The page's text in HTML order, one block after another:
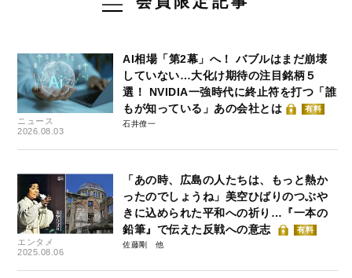
ニュース
2026.08.03
AI相場「第2幕」へ！ バブルはまだ崩壊
していない…大化け期待の注目銘柄５
選！ NVIDIA一強時代に終止符を打つ「誰
もが知っている」あの会社とは
有料
石井僚一
エンタメ
2025.08.06
「あの時、広島の人たちは、もっと熱か
ったのでしょうね」美空ひばりのつぶや
きに込められた平和への祈り…『一本の
鉛筆』で伝えた反戦への意志
有料
佐藤剛